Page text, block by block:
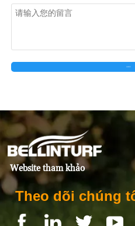
Website tham khảo
Theo dõi chúng